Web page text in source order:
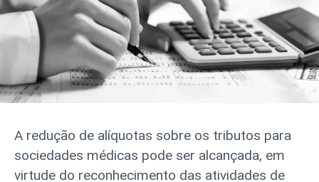
A redução de alíquotas sobre os tributos para
sociedades médicas pode ser alcançada, em
virtude do reconhecimento das atividades de